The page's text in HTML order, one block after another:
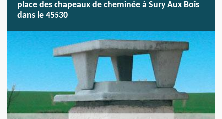
place des chapeaux de cheminée à Sury Aux Bois
dans le 45530